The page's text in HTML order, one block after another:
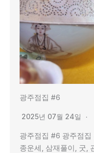
광주점집 #6
2025년 07월 24일
광주점집 #6 광주점
종운세, 삼재풀이, 굿,